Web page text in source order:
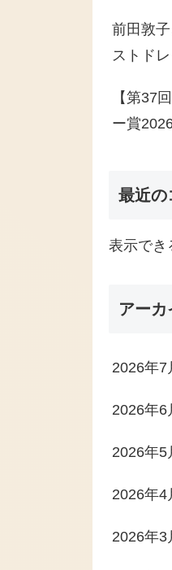
前田敦
ストド
【第37
ー賞
最近の
表示でき
アーカ
2026年7
2026年6
2026年5
2026年4
2026年3